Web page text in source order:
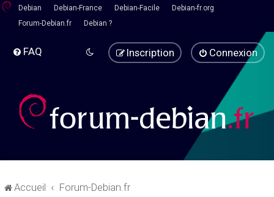
Debian Debian-France Debian-Facile
Debian-fr.org
Forum-Debian.fr
Debian ?
FAQ Connexion
Inscription
Accueil Forum-Debian.fr